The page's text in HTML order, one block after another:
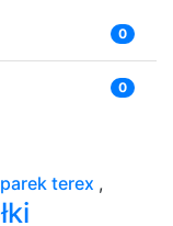
0
0
terex ,